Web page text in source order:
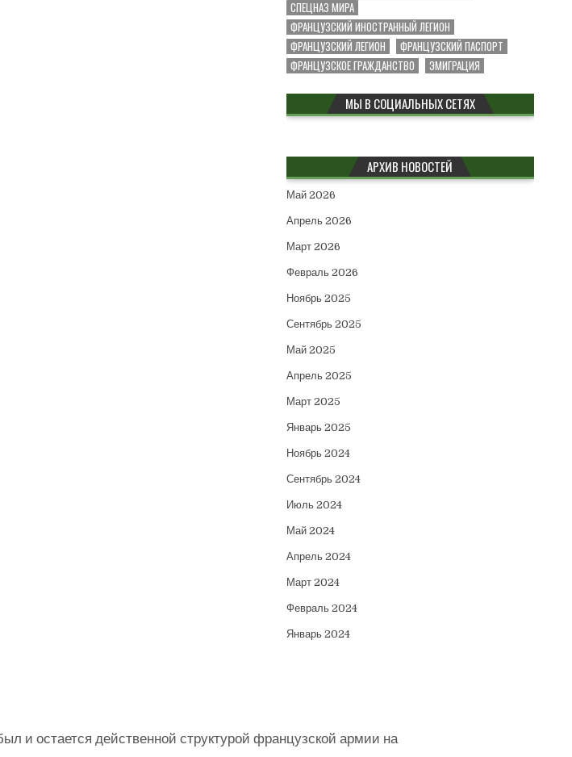
СПЕЦНАЗ МИРА
ФРАНЦУЗСКИЙ ИНОСТРАННЫЙ ЛЕГИОН
ФРАНЦУЗСКИЙ ЛЕГИОН
ФРАНЦУЗСКИЙ ПАСПОРТ
ФРАНЦУЗСКОЕ ГРАЖДАНСТВО
ЭМИГРАЦИЯ
МЫ В СОЦИАЛЬНЫХ СЕТЯХ
АРХИВ НОВОСТЕЙ
Май 2026
Апрель 2026
Март 2026
Февраль 2026
Ноябрь 2025
Сентябрь 2025
Май 2025
Апрель 2025
Март 2025
Январь 2025
Ноябрь 2024
Сентябрь 2024
Июль 2024
Май 2024
Апрель 2024
Март 2024
Февраль 2024
Январь 2024
и остается действенной структурой французской армии на